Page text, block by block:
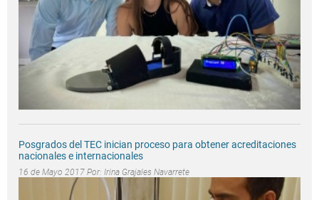
Posgrados del TEC inician proceso para obtener acreditaciones
nacionales e internacionales
16 de Mayo 2017 Por: Irina Grajales Navarrete